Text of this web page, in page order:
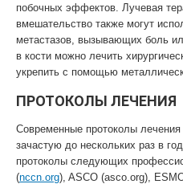
побочных эффектов. Лучевая
вмешательство также могут
метастазов, вызывающих боль
в кости можно лечить
укрепить с помощью
ПРОТОКОЛЫ ЛЕЧЕНИЯ
Современные протоколы
зачастую до нескольких раз в
протоколы следующих
(nccn.org), ASCO (asco.org),